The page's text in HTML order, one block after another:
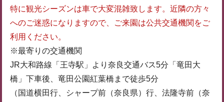
特に観光シーズンは車で大変混雑致します。近隣の方々
へのご迷惑になりますので、ご来園は公共交通機関をご
利用ください。
※最寄りの交通機関
JR大和路線「王寺駅」より奈良交通バス5分「竜田大
橋」下車後、竜田公園紅葉橋まで徒歩5分
（国道横田行、シャープ前（奈良県）行、法隆寺前（奈